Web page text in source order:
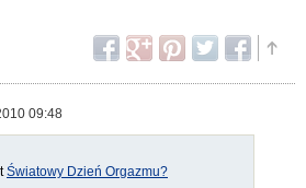
09:48
Światowy Dzień Orgazmu?